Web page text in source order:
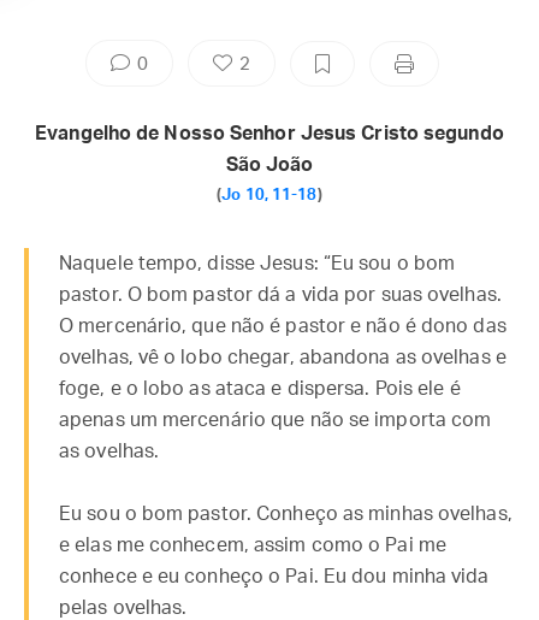
0 2
Evangelho de Nosso Senhor Jesus Cristo segundo
São João
(Jo 10, 11-18)
Naquele tempo, disse Jesus: “Eu sou o bom
pastor. O bom pastor dá a vida por suas ovelhas.
O mercenário, que não é pastor e não é dono das
ovelhas, vê o lobo chegar, abandona as ovelhas e
foge, e o lobo as ataca e dispersa. Pois ele é
apenas um mercenário que não se importa com
as ovelhas.
Eu sou o bom pastor. Conheço as minhas ovelhas,
e elas me conhecem, assim como o Pai me
conhece e eu conheço o Pai. Eu dou minha vida
pelas ovelhas.